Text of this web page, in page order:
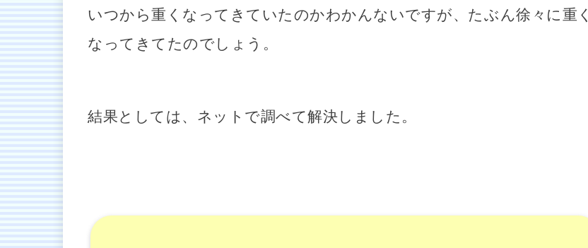
いつから重くなってきていたのかわかんないですが、たぶん徐々に重く
なってきてたのでしょう。
結果としては、ネットで調べて解決しました。